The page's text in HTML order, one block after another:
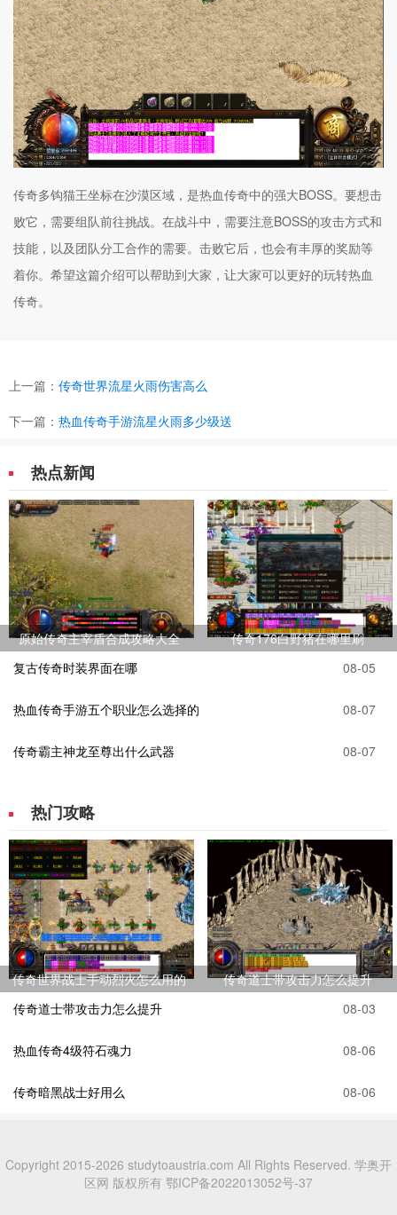
传奇多钩猫王坐标在沙漠区域，是热血传奇中的强大BOSS。要想击
败它，需要组队前往挑战。在战斗中，需要注意BOSS的攻击方式和
技能，以及团队分工合作的需要。击败它后，也会有丰厚的奖励等
着你。希望这篇介绍可以帮助到大家，让大家可以更好的玩转热血
传奇。
上一篇： 传奇世界流星火雨伤害高么
下一篇： 热血传奇手游流星火雨多少级送
热点新闻
原始传奇主宰盾合成攻略大全
传奇176白野猪在哪里刷
复古传奇时装界面在哪
08-05
热血传奇手游五个职业怎么选择的 08-07
传奇霸主神龙至尊出什么武器 08-07
热门攻略
传奇世界战士手动烈火怎么用的
传奇道士带攻击力怎么提升
传奇道士带攻击力怎么提升
08-03
热血传奇4级符石魂力 08-06
传奇暗黑战士好用么 08-06
Copyright 2015-2026 studytoaustria.com All Rights Reserved. 学奥开
区网 版权所有 鄂ICP备2022013052号-37